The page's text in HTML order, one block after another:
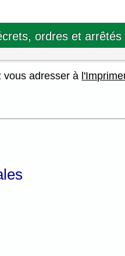
ordres et arrêtés
vous adresser à